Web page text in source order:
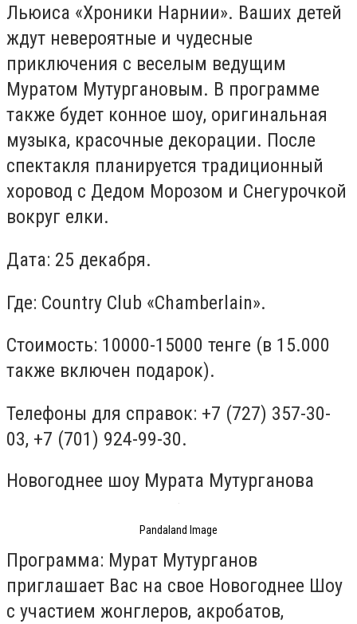
Льюиса «Хроники Нарнии». Ваших детей
ждут невероятные и чудесные
приключения с веселым ведущим
Муратом Мутургановым. В программе
также будет конное шоу, оригинальная
музыка, красочные декорации. После
спектакля планируется традиционный
хоровод с Дедом Морозом и Снегурочкой
вокруг елки.
Дата: 25 декабря.
Где: Country Club «Chamberlain».
Стоимость: 10000-15000 тенге (в 15.000
также включен подарок).
Телефоны для справок: +7 (727) 357-30-
03, +7 (701) 924-99-30.
Новогоднее шоу Мурата Мутурганова
Pandaland Image
Программа: Мурат Мутурганов
приглашает Вас на свое Новогоднее Шоу
с участием жонглеров, акробатов,